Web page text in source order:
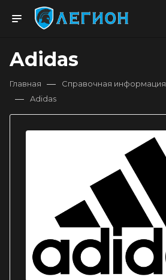
Adidas
Главная — Справочная информация
— Adidas